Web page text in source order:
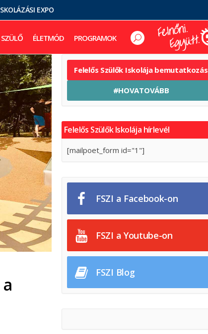
EXPO
SZÜLŐ ÉLETMÓD PROGRAMOK
Felelős Szülők Iskolája bemutatkozás
#HOVATOVÁBB
Felelős Szülők Iskolája hírlevél
[mailpoet_form id="1"]
FSZI a Facebook-on
FSZI a Youtube-on
FSZI Blog